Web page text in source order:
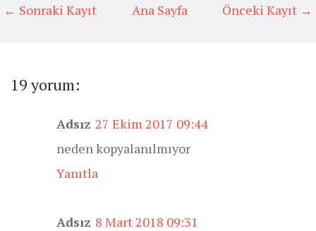
← Sonraki Kayıt Önceki Kayıt →
Ana Sayfa
19 yorum:
Adsız 27 Ekim 2017 09:44
neden kopyalanılmıyor
Yanıtla
Adsız 8 Mart 2018 09:31